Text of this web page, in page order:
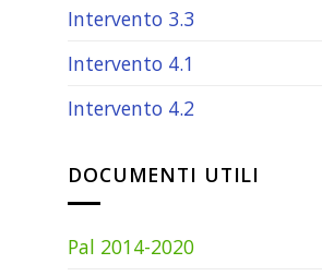
Intervento 3.3
Intervento 4.1
Intervento 4.2
DOCUMENTI UTILI
Pal 2014-2020